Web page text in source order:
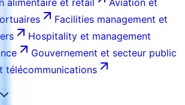
alimentaire et retail
Aviation et
Facilities management et
Hospitality et management
Gouvernement et secteur public
télécommunications